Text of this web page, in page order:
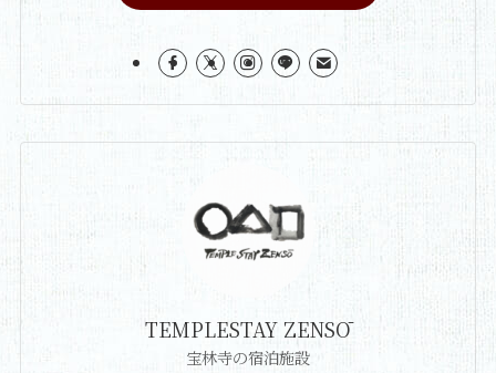
TEMPLESTAY ZENSŌ
宝林寺の宿泊施設